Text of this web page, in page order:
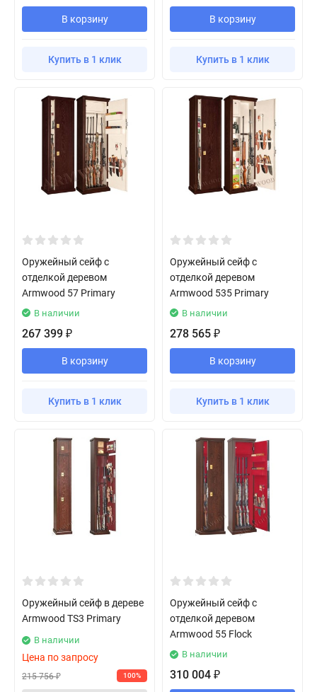
В корзину
Купить в 1 клик
В корзину
Купить в 1 клик
Оружейный сейф с
отделкой деревом
Armwood 57 Primary
В наличии
267 399 ₽
В корзину
Купить в 1 клик
Оружейный сейф с
отделкой деревом
Armwood 535 Primary
В наличии
278 565 ₽
В корзину
Купить в 1 клик
Оружейный сейф в дереве
Armwood TS3 Primary
В наличии
Цена по запросу
215 756₽ 100%
Оружейный сейф с
отделкой деревом
Armwood 55 Flock
В наличии
310 004 ₽